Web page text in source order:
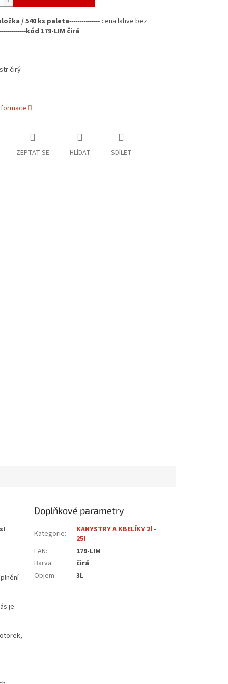
/ 540 ks paleta---------------cena lahve bez
kód 179-LIM čirá
čirý
ZEPTAT SE HLÍDAT SDÍLET
je
Doplňkové parametry
Kategorie:
KANYSTRY A KBELÍKY 2l -
25l
EAN:
179-LIM
Barva:
čirá
Objem: 3L